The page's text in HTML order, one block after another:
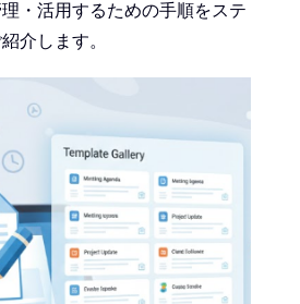
・活用するための手順をステ
介します。